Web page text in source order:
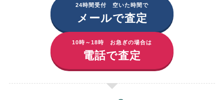
24時間受付 空いた時間で
メールで査定
10時～18時 お急ぎの場合は
電話で査定